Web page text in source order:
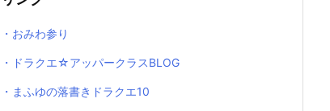
・おみわ参り
・ドラクエ☆アッパークラスBLOG
・まふゆの落書きドラクエ10